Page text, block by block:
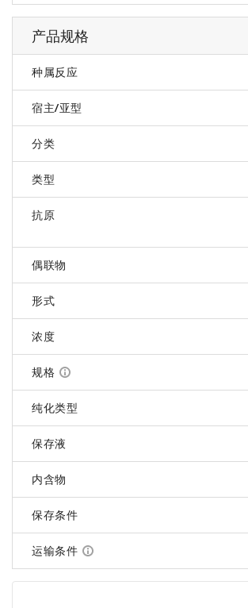
产品规格
种属反应
宿主/亚型
分类
类型
抗原
偶联物
形式
浓度
规格
纯化类型
保存液
内含物
保存条件
运输条件